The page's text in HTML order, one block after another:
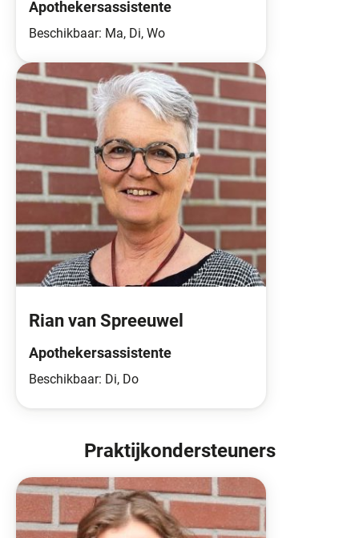
Apothekersassistente
Beschikbaar: Ma, Di, Wo
Rian van Spreeuwel
Apothekersassistente
Beschikbaar: Di, Do
Praktijkondersteuners